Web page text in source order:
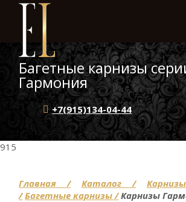
Багетные карнизы
Гармония
+7(915)134-04-44
915
Главная / Каталог /
/ Багетные карнизы /Карнизы